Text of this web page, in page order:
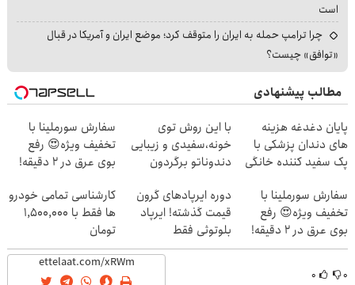
است
چرا ترامپ حمله به ایران را متوقف کرد؛ موضع ایران و آمریکا در قبال
«توافق» چیست؟
مطالب پیشنهادی
پایان دغدغه هزینه
های دندان پزشکی با
پک سفید کننده خانگی
با این روش توی
خونه،سفیدی و زیبایی
دندوناتو برگردون
سفارش سورملینا با
تخفیف ویژه😍 رفع
بوی عرق در 2 دقیقه!
سفارش سورملینا با
تخفیف ویژه😍 رفع
بوی عرق در 2 دقیقه!
🔥
دوره ایرپاد‌های گرون
قیمت گذشته! ایرپاد
بلوتوثی فقط
1,399,000 تومان
کارشناسی تمامی خودرو
ها فقط با 1,500,000
تومان
۰ ۰